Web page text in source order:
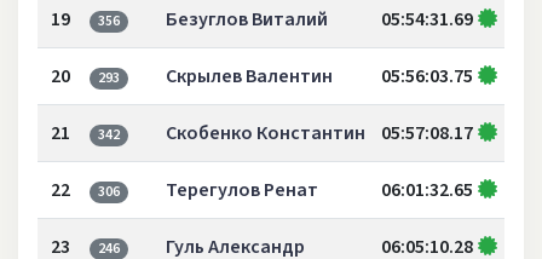
19 356 Безуглов Виталий 05:54:31.69
20 293 Скрылев Валентин 05:56:03.75
21 342 Скобенко Константин 05:57:08.17
22 306 Терегулов Ренат 06:01:32.65
23 246 Гуль Александр 06:05:10.28